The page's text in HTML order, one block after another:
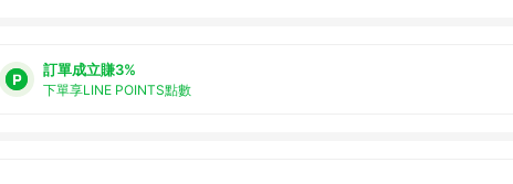
訂單成立賺3%
下單享LINE POINTS點數